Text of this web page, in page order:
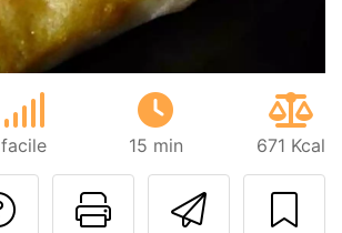
facile 15 min 671 Kcal
Imprimer
Poser une